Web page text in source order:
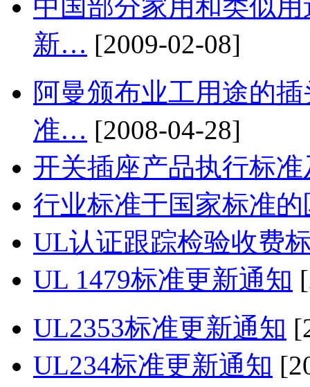
中国部分家用和类似
新… [2009-02-08]
阿曼颁布业工用途的
准… [2008-04-28]
开关插座产品执行标
行业标准于国家标准的
UL认证跟踪检验收费
UL 1479标准更新通知
UL2353标准更新通知
UL234标准更新通知